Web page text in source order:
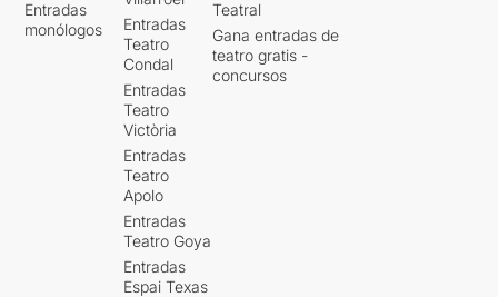
Entradas
monólogos
Entradas
Teatro
Condal
Entradas
Teatro
Victòria
Entradas
Teatro
Apolo
Entradas
Teatro Goya
Entradas
Espai Texas
Teatral
Gana entradas de
teatro gratis -
concursos